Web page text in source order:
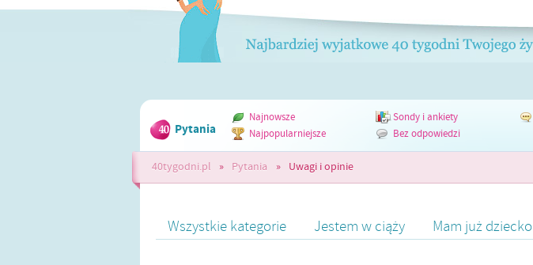
Pytania
Najnowsze Sondy i ankiety
Najpopularniejsze
Bez odpowiedzi
40tygodni.pl » Pytania » Uwagi i opinie
Wszystkie kategorie Jestem w ciąży Mam już dziecko